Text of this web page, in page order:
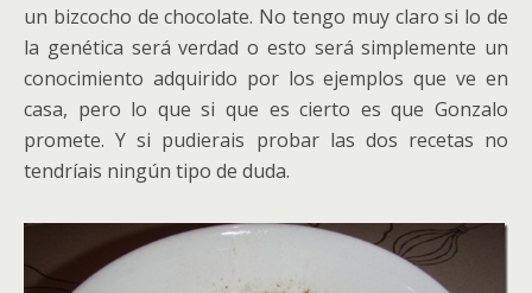
un bizcocho de chocolate. No tengo muy claro si lo de
la genética será verdad o esto será simplemente un
conocimiento adquirido por los ejemplos que ve en
casa, pero lo que si que es cierto es que Gonzalo
promete. Y si pudierais probar las dos recetas no
tendríais ningún tipo de duda.